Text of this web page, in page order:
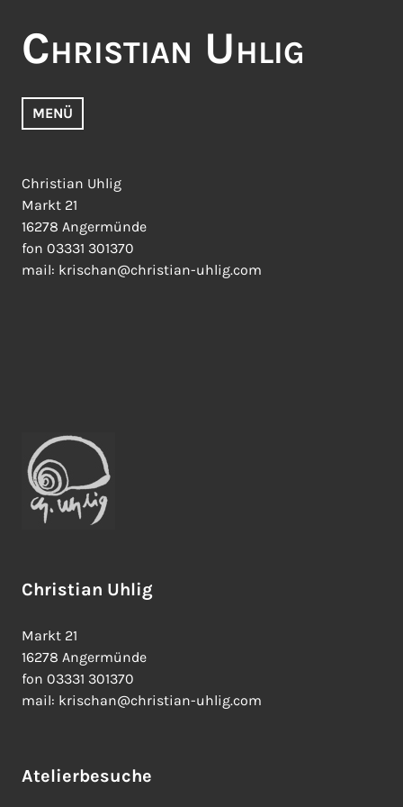
Inhalt
springen
Christian Uhlig
MENÜ
Christian Uhlig
Markt 21
16278 Angermünde
fon 03331 301370
mail: krischan@christian-uhlig.com
Christian Uhlig
Markt 21
16278 Angermünde
fon 03331 301370
mail: krischan@christian-uhlig.com
Atelierbesuche